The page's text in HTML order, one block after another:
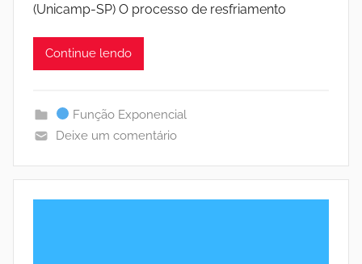
(Unicamp-SP) O processo de resfriamento
Continue lendo
Função Exponencial
Deixe um comentário